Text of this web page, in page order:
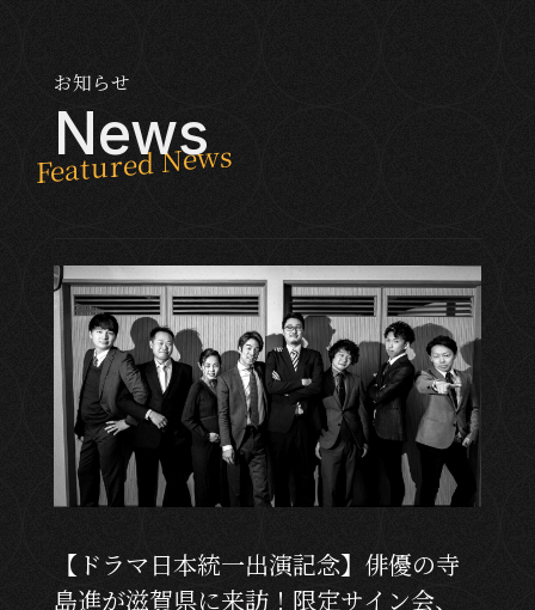
お知らせ
News
【ドラマ日本統一出演記念】俳優の寺
島進が滋賀県に来訪！限定サイン会、